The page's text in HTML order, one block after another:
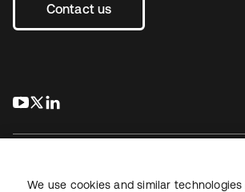
Contact us
s’ouvre dans un nouvel onglet
s’ouvre dans un nouvel onglet
We use cookies and similar